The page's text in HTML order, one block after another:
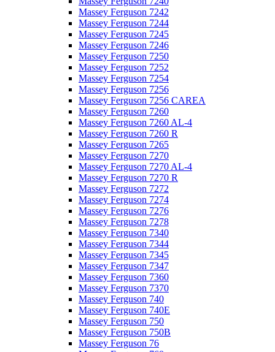
Massey Ferguson 7242
Massey Ferguson 7244
Massey Ferguson 7245
Massey Ferguson 7246
Massey Ferguson 7250
Massey Ferguson 7252
Massey Ferguson 7254
Massey Ferguson 7256
Massey Ferguson 7256 CAREA
Massey Ferguson 7260
Massey Ferguson 7260 AL-4
Massey Ferguson 7260 R
Massey Ferguson 7265
Massey Ferguson 7270
Massey Ferguson 7270 AL-4
Massey Ferguson 7270 R
Massey Ferguson 7272
Massey Ferguson 7274
Massey Ferguson 7276
Massey Ferguson 7278
Massey Ferguson 7340
Massey Ferguson 7344
Massey Ferguson 7345
Massey Ferguson 7347
Massey Ferguson 7360
Massey Ferguson 7370
Massey Ferguson 740
Massey Ferguson 740E
Massey Ferguson 750
Massey Ferguson 750B
Massey Ferguson 76